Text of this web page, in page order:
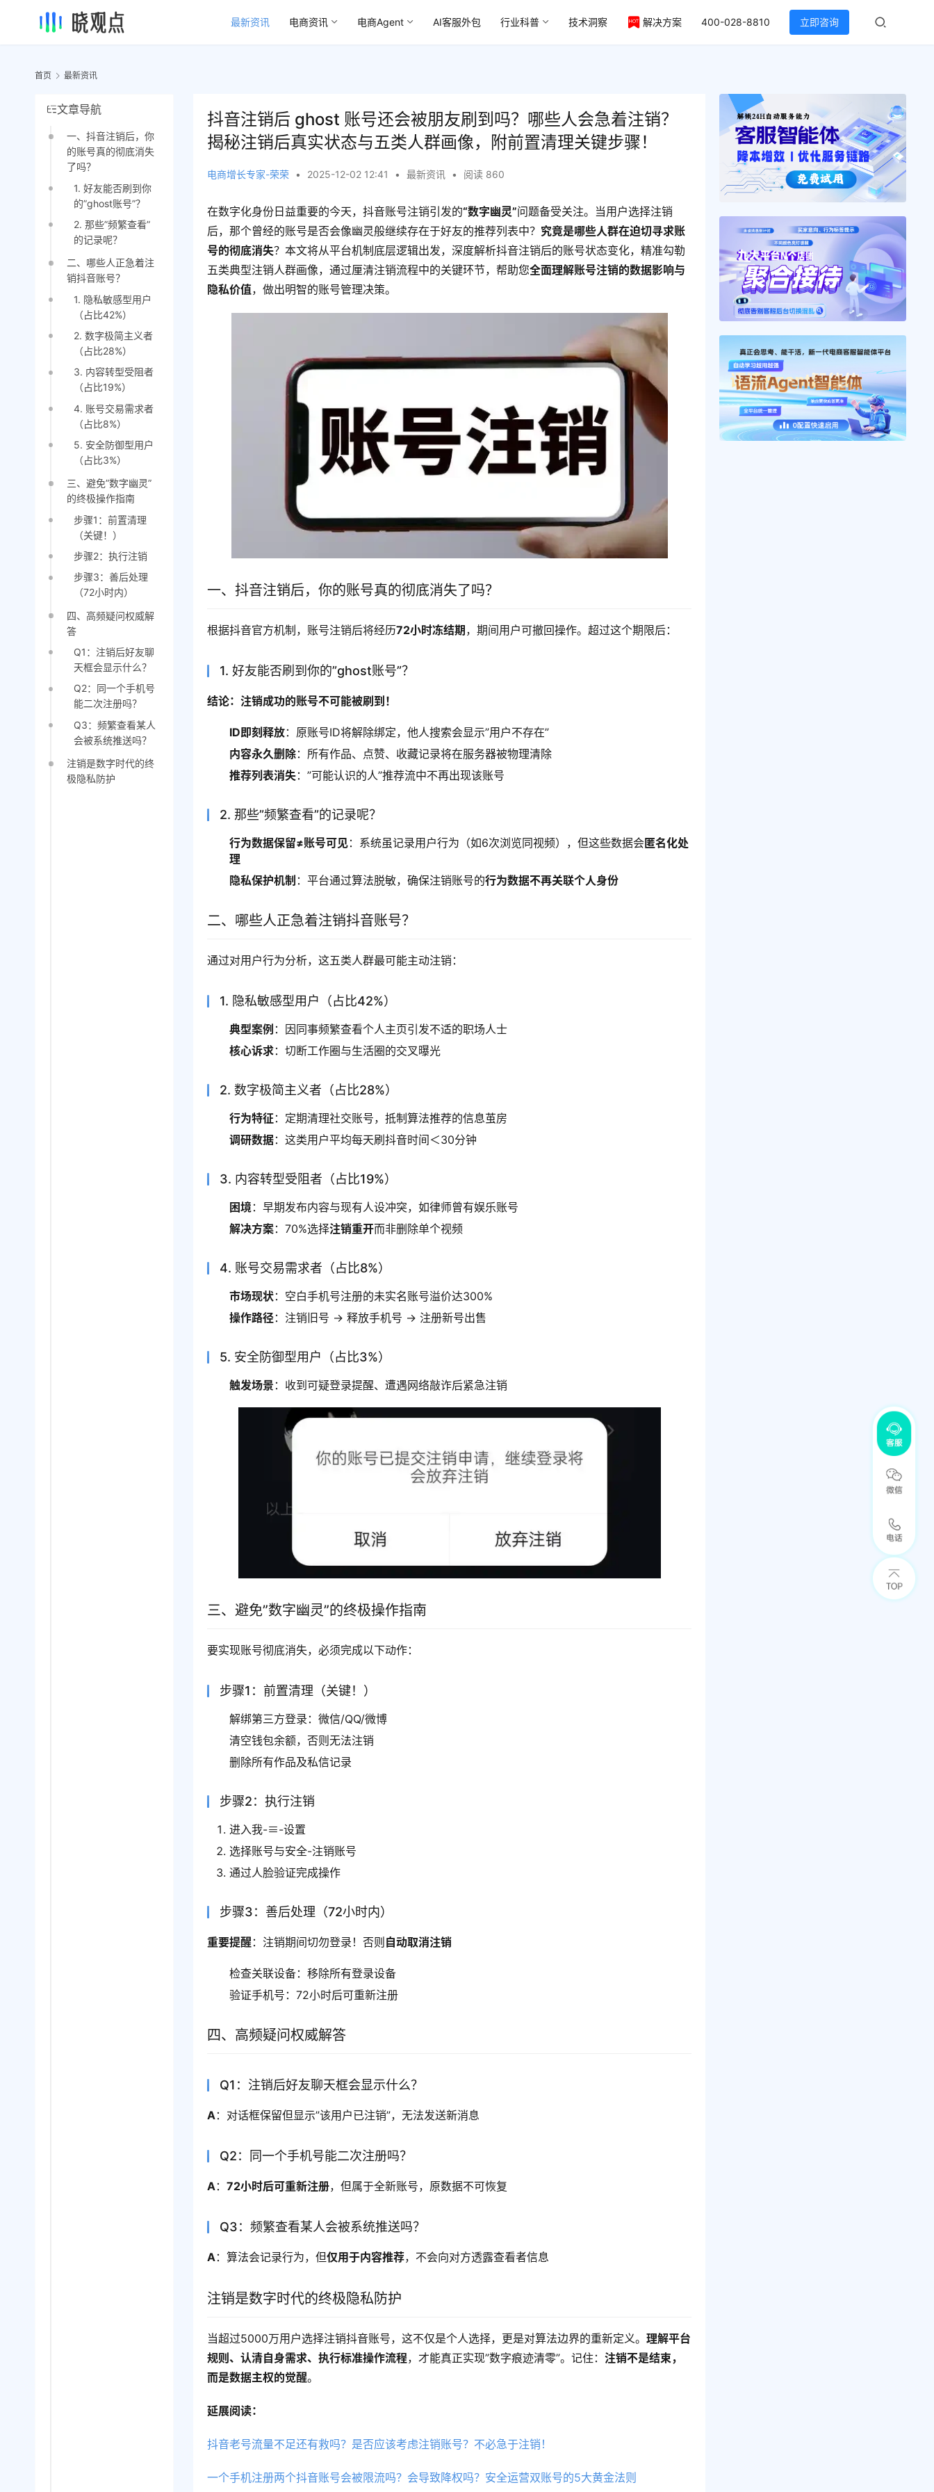
最新资讯 电商资讯 电商Agent AI客服外包 行业科普 技术洞察 解决方案 400-028-8810 立即咨询
首页 最新资讯
文章导航
一、抖音注销后，你
的账号真的彻底消失
了吗？
1. 好友能否刷到你
的”ghost账号”？
2. 那些”频繁查看”
的记录呢？
二、哪些人正急着注
销抖音账号？
1. 隐私敏感型用户
（占比42%）
2. 数字极简主义者
（占比28%）
3. 内容转型受阻者
（占比19%）
4. 账号交易需求者
（占比8%）
5. 安全防御型用户
（占比3%）
三、避免”数字幽灵”
的终极操作指南
步骤1：前置清理
（关键！）
步骤2：执行注销
步骤3：善后处理
（72小时内）
四、高频疑问权威解
答
Q1：注销后好友聊
天框会显示什么？
Q2：同一个手机号
能二次注册吗？
Q3：频繁查看某人
会被系统推送吗？
注销是数字时代的终
极隐私防护
抖音注销后 ghost 账号还会被朋友刷到吗？哪些人会急着注销？
揭秘注销后真实状态与五类人群画像，附前置清理关键步骤！
电商增长专家-荣荣 • 2025-12-02 12:41 • 最新资讯 • 阅读 860
在数字化身份日益重要的今天，抖音账号注销引发的“数字幽灵”问题备受关注。当用户选择注销
后，那个曾经的账号是否会像幽灵般继续存在于好友的推荐列表中？ 究竟是哪些人群在迫切寻求账
号的彻底消失？本文将从平台机制底层逻辑出发，深度解析抖音注销后的账号状态变化，精准勾勒
五类典型注销人群画像，通过厘清注销流程中的关键环节，帮助您全面理解账号注销的数据影响与
隐私价值，做出明智的账号管理决策。
一、抖音注销后，你的账号真的彻底消失了吗？
根据抖音官方机制，账号注销后将经历72小时冻结期 ，期间用户可撤回操作。超过这个期限后：
1. 好友能否刷到你的”ghost账号”？
结论：注销成功的账号不可能被刷到！
ID即刻释放：原账号ID将解除绑定，他人搜索会显示”用户不存在”
内容永久删除：所有作品、点赞、收藏记录将在服务器被物理清除
推荐列表消失：”可能认识的人”推荐流中不再出现该账号
2. 那些”频繁查看”的记录呢？
行为数据保留≠账号可见：系统虽记录用户行为（如6次浏览同视频），但这些数据会匿名化处
理
隐私保护机制 ：平台通过算法脱敏，确保注销账号的行为数据不再关联个人身份
二、哪些人正急着注销抖音账号？
通过对用户行为分析，这五类人群最可能主动注销：
1. 隐私敏感型用户（占比42%）
典型案例 ：因同事频繁查看个人主页引发不适的职场人士
核心诉求：切断工作圈与生活圈的交叉曝光
2. 数字极简主义者（占比28%）
行为特征 ：定期清理社交账号，抵制算法推荐的信息茧房
调研数据：这类用户平均每天刷抖音时间＜30分钟
3. 内容转型受阻者（占比19%）
困境：早期发布内容与现有人设冲突，如律师曾有娱乐账号
解决方案：70%选择注销重开而非删除单个视频
4. 账号交易需求者（占比8%）
市场现状：空白手机号注册的未实名账号溢价达300%
操作路径：注销旧号 → 释放手机号 → 注册新号出售
5. 安全防御型用户（占比3%）
触发场景 ：收到可疑登录提醒、遭遇网络敲诈后紧急注销
三、避免”数字幽灵”的终极操作指南
要实现账号彻底消失，必须完成以下动作：
步骤1：前置清理（关键！）
解绑第三方登录：微信/QQ/微博
清空钱包余额，否则无法注销
删除所有作品及私信记录
步骤2：执行注销
进入我-≡-设置
选择账号与安全-注销账号
通过人脸验证完成操作
步骤3：善后处理（72小时内）
重要提醒：注销期间切勿登录！否则 自动取消注销
检查关联设备：移除所有登录设备
验证手机号：72小时后可重新注册
四、高频疑问权威解答
Q1：注销后好友聊天框会显示什么？
A：对话框保留但显示”该用户已注销”，无法发送新消息
Q2：同一个手机号能二次注册吗？
A：72小时后可重新注册，但属于全新账号，原数据不可恢复
Q3：频繁查看某人会被系统推送吗？
A：算法会记录行为，但仅用于内容推荐，不会向对方透露查看者信息
注销是数字时代的终极隐私防护
当超过5000万用户选择注销抖音账号，这不仅是个人选择，更是对算法边界的重新定义。理解平台
规则、认清自身需求、执行标准操作流程，才能真正实现”数字痕迹清零”。记住：注销不是结束，
而是数据主权的觉醒。
延展阅读：
抖音老号流量不足还有救吗？是否应该考虑注销账号？不必急于注销！
一个手机注册两个抖音账号会被限流吗？会导致降权吗？安全运营双账号的5大黄金法则